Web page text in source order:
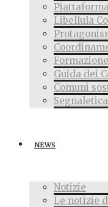
Libellula
Formazione
Guida dei
Comuni
NEWS
Notizie
Le notizie